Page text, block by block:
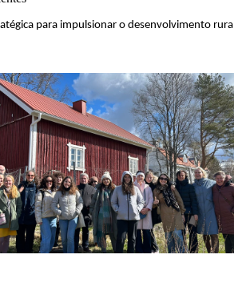
para impulsionar o desenvolvimento rural